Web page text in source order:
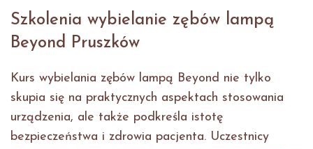
Szkolenia wybielanie zębów lampą
Beyond Pruszków
Kurs wybielania zębów lampą Beyond nie tylko
skupia się na praktycznych aspektach stosowania
urządzenia, ale także podkreśla istotę
bezpieczeństwa i zdrowia pacjenta. Uczestnicy